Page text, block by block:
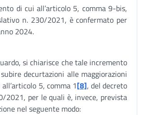
di cui all’articolo 5, comma 9-bis,
n. 230/2021, è confermato per
2024.
si chiarisce che tale incremento
decurtazioni alle maggiorazioni
5, comma 1[8], del decreto
2021, per le quali è, invece, prevista
nel seguente modo: